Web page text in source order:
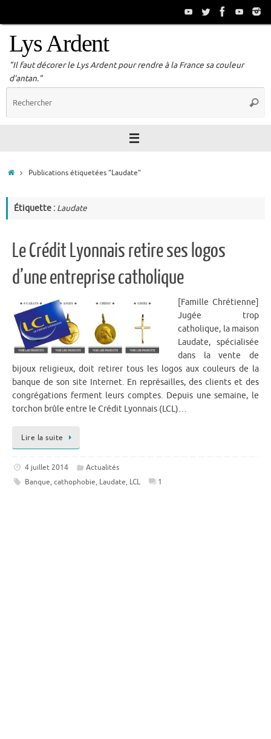
Lys Ardent
"Il faut décorer le Lys Ardent pour rendre à la France sa couleur
d'antan."
AccueilPublications étiquetées "Laudate"
Étiquette : Laudate
Le Crédit Lyonnais retire ses logos
d’une entreprise catholique
[Famille Chrétienne]
Jugée trop
catholique, la maison
Laudate, spécialisée
dans la vente de
bijoux religieux, doit retirer tous les logos aux couleurs de la
banque de son site Internet. En représailles, des clients et des
congrégations ferment leurs comptes. Depuis une semaine, le
torchon brûle entre le Crédit Lyonnais (LCL)…
Lire la suite
4 juillet 2014
Actualités
Banque, cathophobie, Laudate, LCL 1